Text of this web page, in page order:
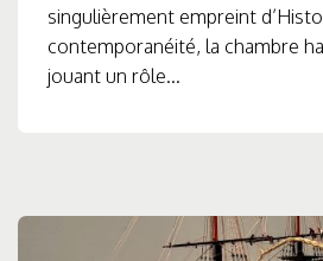
singulièrement empreint
contemporanéité, la chambre
jouant un rôle...